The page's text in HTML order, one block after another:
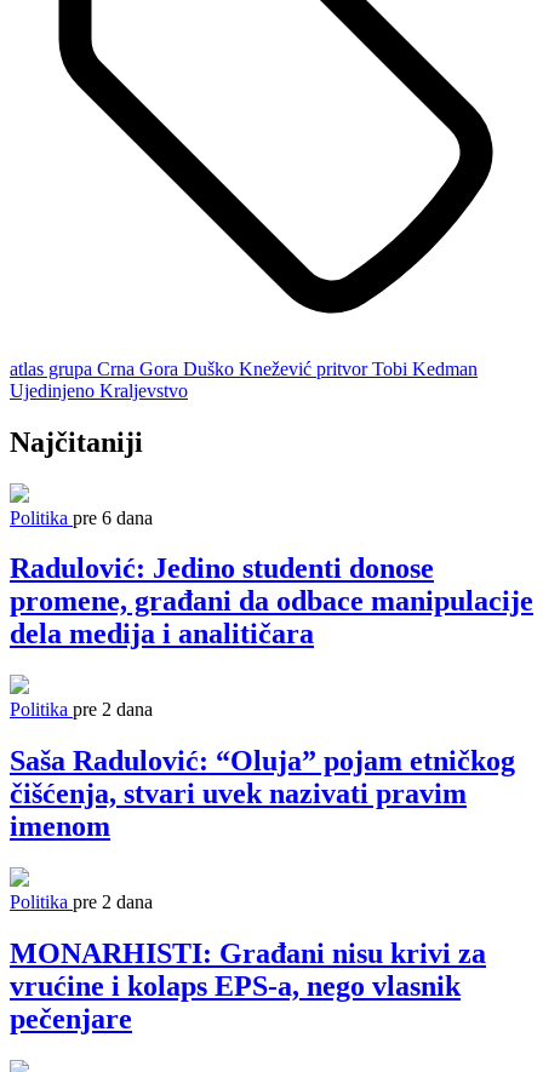
atlas grupa Crna Gora Duško Knežević pritvor Tobi Kedman
Ujedinjeno Kraljevstvo
Najčitaniji
Politika pre 6 dana
Radulović: Jedino studenti donose
promene, građani da odbace manipulacije
dela medija i analitičara
Politika pre 2 dana
Saša Radulović: “Oluja” pojam etničkog
čišćenja, stvari uvek nazivati pravim
imenom
Politika pre 2 dana
MONARHISTI: Građani nisu krivi za
vrućine i kolaps EPS-a, nego vlasnik
pečenjare